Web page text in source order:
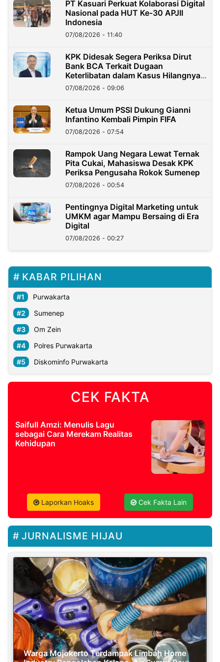
PT Kasuari Perkuat Kolaborasi Digital
Nasional pada HUT Ke-30 APJII
Indonesia
07/08/2026 - 11:40
KPK Didesak Segera Periksa Dirut
Bank BCA Terkait Dugaan
Keterlibatan dalam Kasus Hilangnya
Dana Nasabah Rp2,58 Miliar
07/08/2026 - 09:06
Ketua Umum PSSI Dukung Gianni
Infantino Kembali Pimpin FIFA
07/08/2026 - 07:54
Rampok Uang Negara Lewat Ternak
Pita Cukai, Mahasiswa Desak KPK
Periksa Pengusaha Rokok Sumenep
07/08/2026 - 00:54
Pentingnya Digital Marketing untuk
UMKM agar Mampu Bersaing di Era
Digital
07/08/2026 - 00:27
KABAR PILIHAN
Purwakarta
Sumenep
Om Zein
Polres Purwakarta
Diskominfo Purwakarta
CEK FAKTA
Saifull Amzi: Menulis Lagu
sebagai Cara Merekam Realitas
Kehidupan
Laporkan Hoaks Cek Fakta Lain
JURNALISME HIJAU
Warga Mojokerto Terdampak Limbah Home